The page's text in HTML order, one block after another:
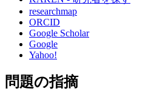
researchmap
ORCID
Google Scholar
Google
Yahoo!
問題の指摘